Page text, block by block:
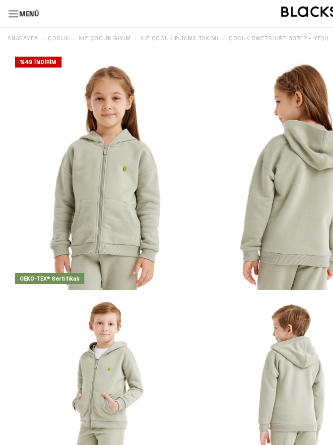
MENÜ
ANASAYFA / ÇOCUK / KIZ ÇOCUK GIYIM / KIZ ÇOCUK PIJAMA TAKIMI / ÇOCUK SWETSHIRT 60512 - YEŞIL
%49 İNDIRIM
OEKO-TEX® Sertifikalı